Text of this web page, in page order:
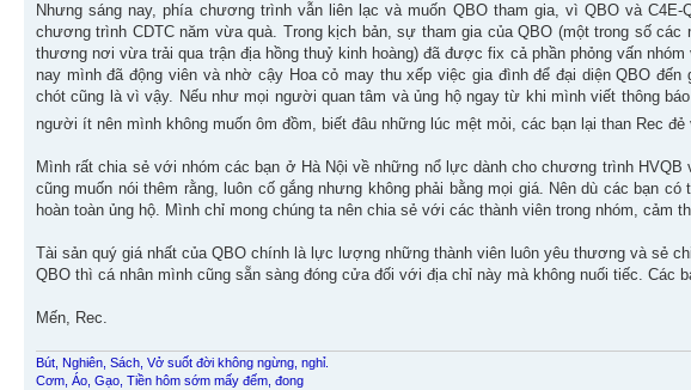
Nhưng sáng nay, phía chương trình vẫn liên lạc và muốn QBO tham gia, vì QBO và
chương trình CDTC năm vừa quà. Trong kịch bản, sự tham gia của QBO (một trong số
thương nơi vừa trải qua trận địa hồng thuỷ kinh hoàng) đã được fix cả phần phỏng vấn
nay mình đã động viên và nhờ cậy Hoa cỏ may thu xếp việc gia đình để đại diện QBO
chót cũng là vì vậy. Nếu như mọi người quan tâm và ủng hộ ngay từ khi mình viết thông
người ít nên mình không muốn ôm đồm, biết đâu những lúc mệt mỏi, các bạn lại than Rec đẻ
Mình rất chia sẻ với nhóm các bạn ở Hà Nội về những nổ lực dành cho chương trình
cũng muốn nói thêm rằng, luôn cố gắng nhưng không phải bằng mọi giá. Nên dù các bạn
hoàn toàn ủng hộ. Mình chỉ mong chúng ta nên chia sẻ với các thành viên trong nhóm,
Tài sản quý giá nhất của QBO chính là lực lượng những thành viên luôn yêu thương và sẻ
QBO thì cá nhân mình cũng sẵn sàng đóng cửa đối với địa chỉ này mà không nuối tiếc. Các
Mến, Rec.
Bút, Nghiên, Sách, Vở suốt đời không ngừng, nghỉ.
Cơm, Áo, Gạo, Tiền hôm sớm mấy đếm, đong